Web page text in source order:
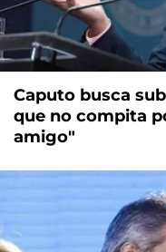
Caputo busca
que no compita
amigo"